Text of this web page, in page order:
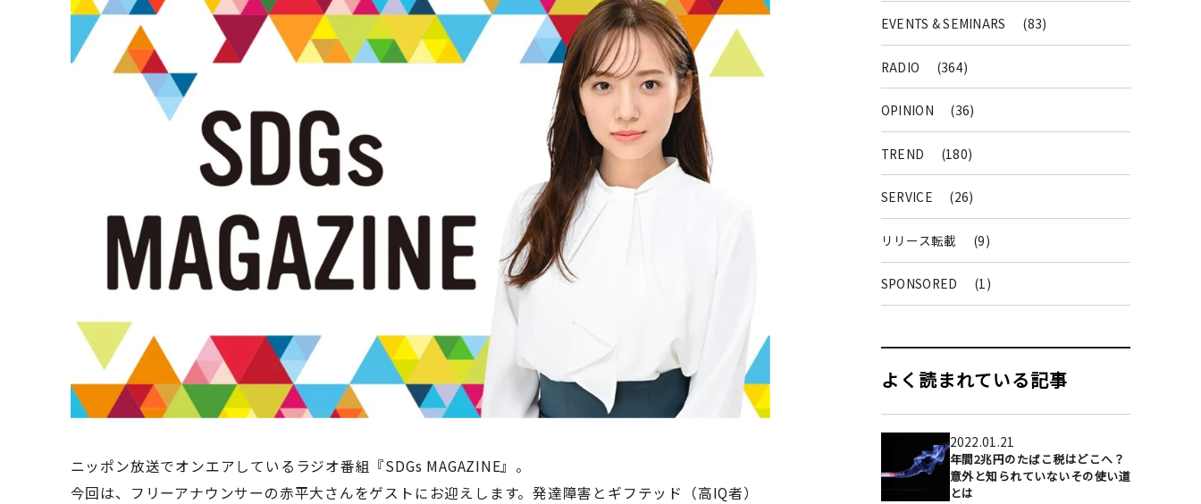
ニッポン放送でオンエアしているラジオ番組『SDGs MAGAZINE』。
今回は、フリーアナウンサーの赤平大さんをゲストにお迎えします。発達障害とギフテッド（高IQ者）
EVENTS & SEMINARS (83)
RADIO (364)
OPINION (36)
TREND (180)
SERVICE (26)
リリース転載 (9)
SPONSORED (1)
よく読まれている記事
2022.01.21
年間2兆円のたばこ税はどこへ？
意外と知られていないその使い道
とは